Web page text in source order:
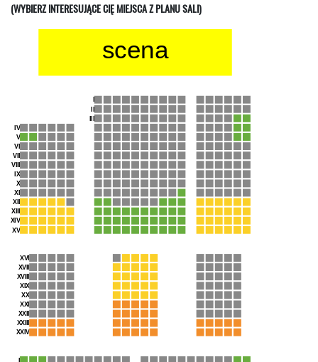
(WYBIERZ INTERESUJĄCE CIĘ MIEJSCA Z PLANU SALI)